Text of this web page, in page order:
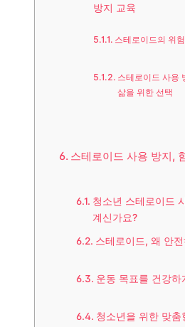
방지 교육
스테로이드의 위
스테로이드 사용
삶을 위한 선택
스테로이드 사용 방지,
청소년 스테로이드
계신가요?
스테로이드, 왜 안
운동 목표를 건강하
청소년을 위한 맞